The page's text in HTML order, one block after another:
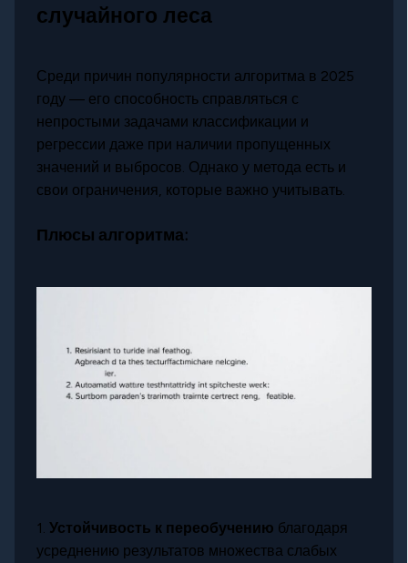
случайного леса
Среди причин популярности алгоритма в 2025
году — его способность справляться с
непростыми задачами классификации и
регрессии даже при наличии пропущенных
значений и выбросов. Однако у метода есть и
свои ограничения, которые важно учитывать.
Плюсы алгоритма:
1.Устойчивость к переобучению благодаря
усреднению результатов множества слабых